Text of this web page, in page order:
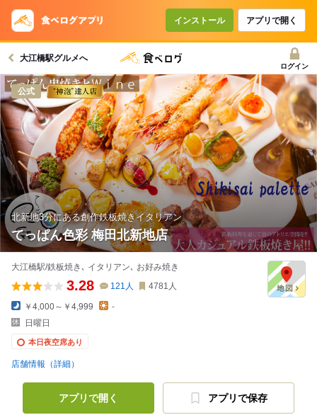
インストール アプリで開く
大江橋駅グルメへ
ログイン
公式
北新地3分にある創作鉄板焼きイタリアン
てっぱん色彩 梅田北新地店
大江橋駅/鉄板焼き､ イタリアン､ お好み焼き
3.28 121 人 4781 人
￥4,000～￥4,999
-
日曜日
本日夜空席あり
店舗情報（詳細）
アプリで開く アプリで保存
コースで使えるクーポン
戻る
クーポンを利用せず予約する